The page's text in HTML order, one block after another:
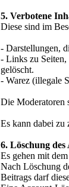
5. Verbotene
Diese sind im
- Darstellungen,
- Links zu
gelöscht.
- Warez (illegale
Die Moderatoren
Es kann dabei zu
6. Löschung des
Es gehen mit
Nach Löschung
Beitrags darf